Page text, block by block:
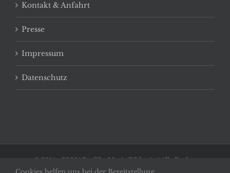
Kontakt & Anfahrt
Presse
Impressum
Datenschutz
© 2014 - 2026 | Basilika Maria Bildstein | Alle Rechte
vorbehalten